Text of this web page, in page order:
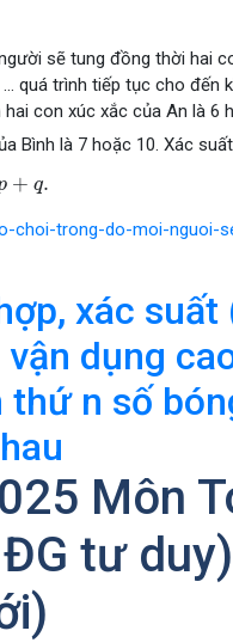
sẽ tung đồng thời hai
quá trình tiếp tục cho đến
con xúc xắc của An là 6
Bình là 7 hoặc 10. Xác
+ q.
+q .
choi-trong-do-moi-nguoi-
xác suất
dụng
n số
Môn
tư